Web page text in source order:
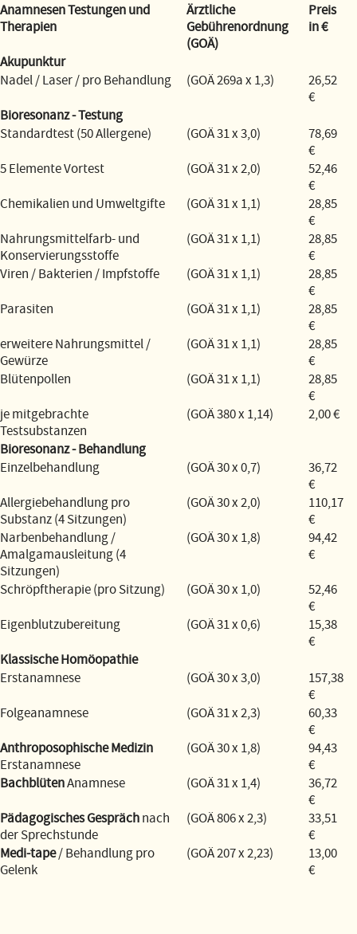
Anamnesen Testungen und
Therapien
Ärztliche
Gebührenordnung
(GOÄ)
Preis
in €
Akupunktur
Nadel / Laser / pro Behandlung
(GOÄ 269a x 1,3)
26,52
€
Bioresonanz - Testung
Standardtest (50 Allergene)
(GOÄ 31 x 3,0)
78,69
€
5 Elemente Vortest
(GOÄ 31 x 2,0)
52,46
€
Chemikalien und Umweltgifte
(GOÄ 31 x 1,1)
28,85
€
Nahrungsmittelfarb- und
Konservierungsstoffe
(GOÄ 31 x 1,1)
28,85
€
Viren / Bakterien / Impfstoffe
(GOÄ 31 x 1,1)
28,85
€
Parasiten
(GOÄ 31 x 1,1)
28,85
€
erweitere Nahrungsmittel /
Gewürze
(GOÄ 31 x 1,1)
28,85
€
Blütenpollen
(GOÄ 31 x 1,1)
28,85
€
je mitgebrachte
Testsubstanzen
(GOÄ 380 x 1,14) 2,00 €
Bioresonanz - Behandlung
Einzelbehandlung
(GOÄ 30 x 0,7)
36,72
€
Allergiebehandlung pro
Substanz (4 Sitzungen)
(GOÄ 30 x 2,0)
110,17
€
Narbenbehandlung /
Amalgamausleitung (4
Sitzungen)
(GOÄ 30 x 1,8)
94,42
€
Schröpftherapie (pro Sitzung) (GOÄ 30 x 1,0)
52,46
€
Eigenblutzubereitung
(GOÄ 31 x 0,6)
15,38
€
Klassische Homöopathie
Erstanamnese
(GOÄ 30 x 3,0)
157,38
€
Folgeanamnese
(GOÄ 31 x 2,3)
60,33
€
Anthroposophische Medizin
Erstanamnese
(GOÄ 30 x 1,8)
94,43
€
BachblütenAnamnese (GOÄ 31 x 1,4)
36,72
€
Pädagogisches Gesprächnach
der Sprechstunde
(GOÄ 806 x 2,3)
33,51
€
Medi-tape/ Behandlung pro
Gelenk
(GOÄ 207 x 2,23)
13,00
€